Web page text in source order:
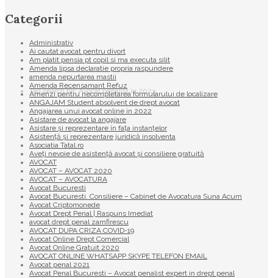
/
Tag search for: Avocat penalist in 2023
Categorii
Administrativ
Ai cautat avocat pentru divort
Am platit pensia pt copil si ma executa silit
Amenda lipsa declaratie propria raspundere
amenda nepurtarea mastii
Amenda Recensamant Refuz
Amenzi pentru necompletarea formularului de localizare
ANGAJAM Student absolvent de drept avocat
Angajarea unui avocat online in 2022
Asistare de avocat la angajare
Asistare și reprezentare în fața instanțelor
Asistență și reprezentare juridică insolventa
Asociatia Tatal.ro
Aveţi nevoie de asistenţă avocat şi consiliere gratuită
AVOCAT
AVOCAT – AVOCAT 2020
AVOCAT – AVOCATURA
Avocat Bucuresti
Avocat Bucuresti. Consiliere – Cabinet de Avocatura Suna Acum
Avocat Criptomonede
Avocat Drept Penal | Raspuns Imediat
avocat drept penal zamfirescu
AVOCAT DUPA CRIZA COVID-19
Avocat Online Drept Comercial
Avocat Online Gratuit 2020
AVOCAT ONLINE WHATSAPP SKYPE TELEFON EMAIL
Avocat penal 2021
Avocat Penal Bucuresti – Avocat penalist expert in drept penal